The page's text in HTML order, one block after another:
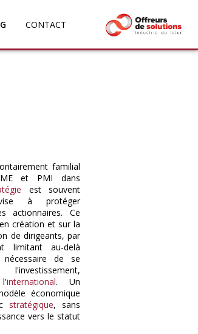
CONTACT
familial
et PMI dans
est souvent
à protéger
actionnaires. Ce
création et sur la
de dirigeants, par
limitant au-delà
de se
international. Un
économique
stratégique, sans
vers le statut